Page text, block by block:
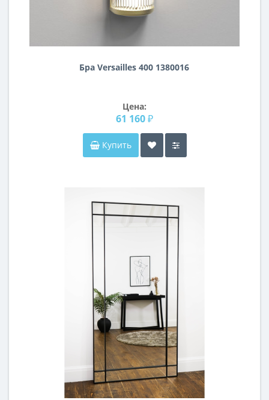
Бра Versailles 400 1380016
Цена:
61 160 ₽
Купить